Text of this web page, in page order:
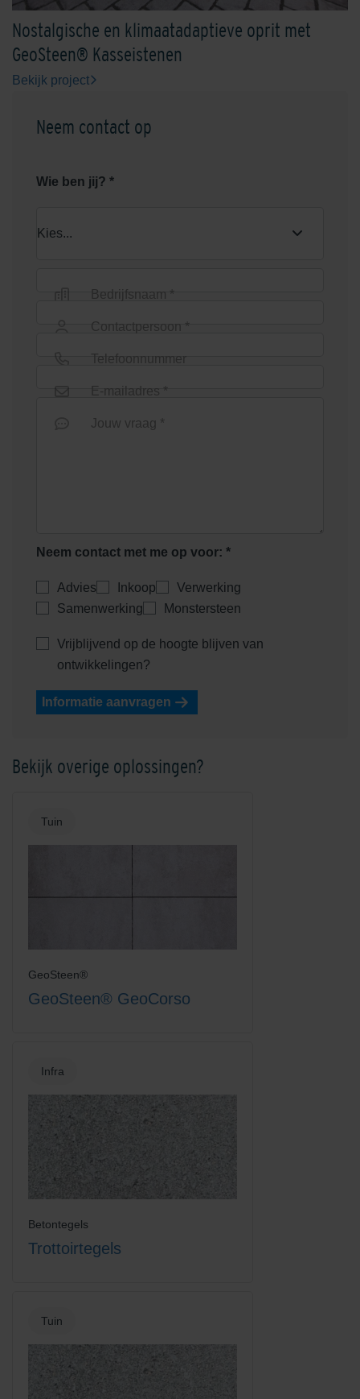
Nostalgische en klimaatadaptieve oprit met
GeoSteen® Kasseistenen
Bekijk project
Neem contact op
Wie ben jij? *
Bedrijfsnaam *
Contactpersoon *
Telefoonnummer
E-mailadres *
Jouw vraag *
Neem contact met me op voor: *
Advies Inkoop
Verwerking
Samenwerking
Monstersteen
Vrijblijvend op de hoogte blijven van
ontwikkelingen?
Informatie aanvragen
Bekijk overige oplossingen?
Tuin
GeoSteen®
GeoSteen® GeoCorso
Infra
Betontegels
Trottoirtegels
Tuin